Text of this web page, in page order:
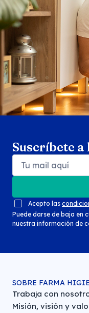
Suscríbete
Acepto las
Puede darse de baja en
nuestra información de
SOBRE FARMA
Trabaja con
Misión, visión y